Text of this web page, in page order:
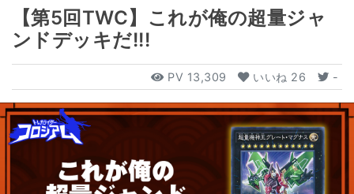
【第5回TWC】これが俺の超量ジャ
ンドデッキだ!!!
PV 13,309 いいね 26 -